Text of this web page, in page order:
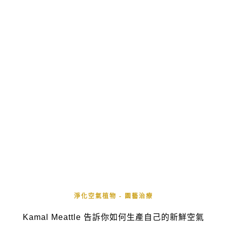
淨化空氣植物 - 園藝治療
Kamal Meattle 告訴你如何生產自己的新鮮空氣